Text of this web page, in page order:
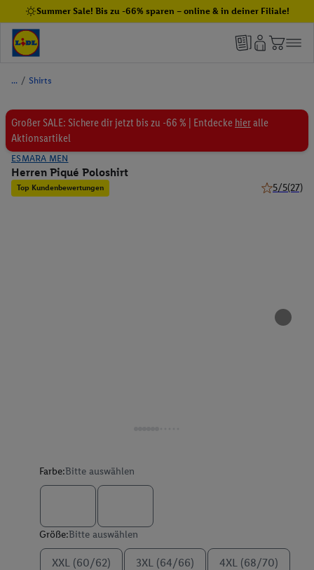
Summer Sale! Bis zu -66% sparen – online & in deiner Filiale!
/ Shirts
Großer SALE: Sichere dir jetzt bis zu -66 % | Entdecke hieralle
Aktionsartikel
ESMARA MEN
Herren Piqué Poloshirt
Top Kundenbewertungen 5/5(27)
Farbe:Bitte auswählen
Größe:Bitte auswählen
XXL (60/62) 3XL (64/66) 4XL (68/70)